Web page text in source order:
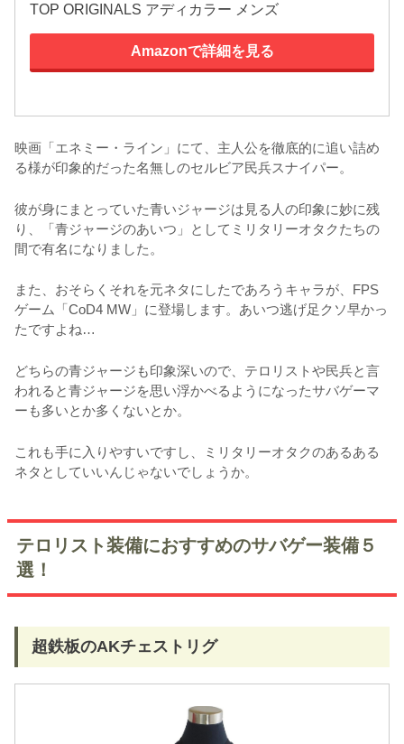
TOP ORIGINALS アディカラー メンズ
Amazonで詳細を見る
映画「エネミー・ライン」にて、主人公を徹底的に追い詰め
る様が印象的だった名無しのセルビア民兵スナイパー。
彼が身にまとっていた青いジャージは見る人の印象に妙に残
り、「青ジャージのあいつ」としてミリタリーオタクたちの
間で有名になりました。
また、おそらくそれを元ネタにしたであろうキャラが、FPS
ゲーム「CoD4 MW」に登場します。あいつ逃げ足クソ早かっ
たですよね…
どちらの青ジャージも印象深いので、テロリストや民兵と言
われると青ジャージを思い浮かべるようになったサバゲーマ
ーも多いとか多くないとか。
これも手に入りやすいですし、ミリタリーオタクのあるある
ネタとしていいんじゃないでしょうか。
テロリスト装備におすすめのサバゲー装備５
選！
超鉄板のAKチェストリグ